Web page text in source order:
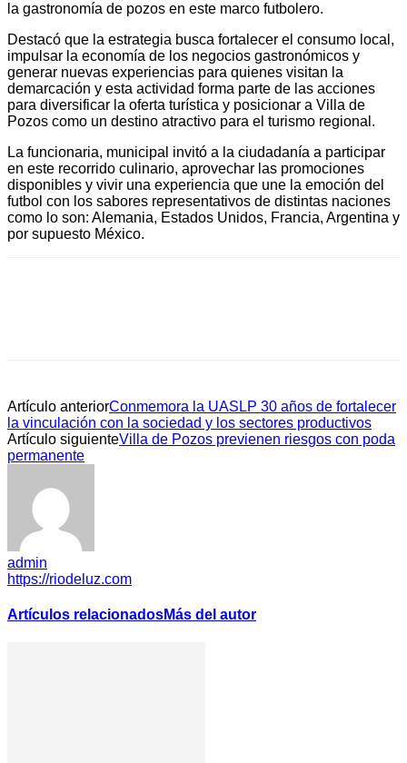
la gastronomía de pozos en este marco futbolero.
Destacó que la estrategia busca fortalecer el consumo local,
impulsar la economía de los negocios gastronómicos y
generar nuevas experiencias para quienes visitan la
demarcación y esta actividad forma parte de las acciones
para diversificar la oferta turística y posicionar a Villa de
Pozos como un destino atractivo para el turismo regional.
La funcionaria, municipal invitó a la ciudadanía a participar
en este recorrido culinario, aprovechar las promociones
disponibles y vivir una experiencia que une la emoción del
futbol con los sabores representativos de distintas naciones
como lo son: Alemania, Estados Unidos, Francia, Argentina y
por supuesto México.
Artículo anteriorConmemora la UASLP 30 años de fortalecer
la vinculación con la sociedad y los sectores productivos
Artículo siguienteVilla de Pozos previenen riesgos con poda
permanente
admin
https://riodeluz.com
Artículos relacionadosMás del autor